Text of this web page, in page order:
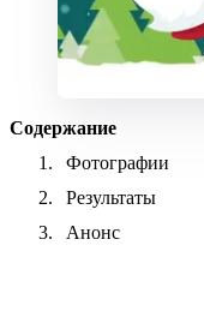
Содержание
Фотографии
Результаты
Анонс